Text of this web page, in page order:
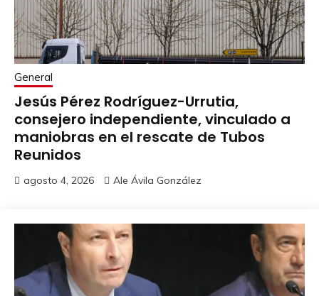
General
Jesús Pérez Rodríguez-Urrutia,
consejero independiente, vinculado a
maniobras en el rescate de Tubos
Reunidos
agosto 4, 2026 Ale Ávila González